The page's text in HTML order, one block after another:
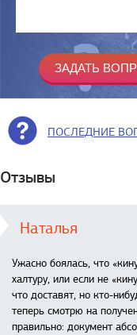
ПОСЛЕДНИЕ
Отзывы
Наталья
Ужасно боялась, что
халтуру, или если не
что доставят, но кто-
теперь смотрю на
правильно: документ